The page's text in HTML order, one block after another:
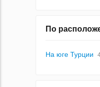
По
На юге Турции